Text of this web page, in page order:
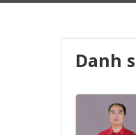
Danh